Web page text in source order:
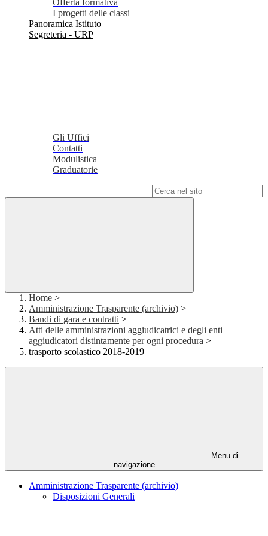
Offerta formativa
I progetti delle classi
Panoramica Istituto
Segreteria - URP
Gli Uffici
Contatti
Modulistica
Graduatorie
Home >
Amministrazione Trasparente (archivio) >
Bandi di gara e contratti >
Atti delle amministrazioni aggiudicatrici e degli enti
aggiudicatori distintamente per ogni procedura >
trasporto scolastico 2018-2019
Menu di
navigazione
Amministrazione Trasparente (archivio)
Disposizioni Generali